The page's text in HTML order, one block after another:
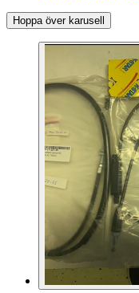
Hoppa över karusell